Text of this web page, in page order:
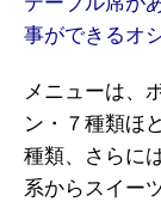
事ができるオ
メニューは、
ン・７種類ほ
種類、さらに
系からスイー